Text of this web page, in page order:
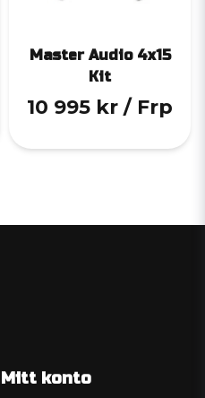
Master Audio 4x15
Kit
10 995 kr / Frp
Mitt konto